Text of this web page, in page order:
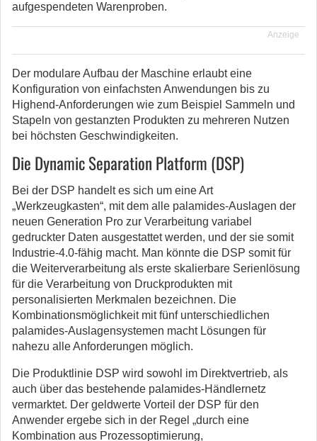
aufgespendeten Warenproben.
Anzeige
Der modulare Aufbau der Maschine erlaubt eine
Konfiguration von einfachsten Anwendungen bis zu
Highend-Anforderungen wie zum Beispiel Sammeln und
Stapeln von gestanzten Produkten zu mehreren Nutzen
bei höchsten Geschwindigkeiten.
Die Dynamic Separation Platform (DSP)
Bei der DSP handelt es sich um eine Art
„Werkzeugkasten“, mit dem alle palamides-Auslagen der
neuen Generation Pro zur Verarbeitung variabel
gedruckter Daten ausgestattet werden, und der sie somit
Industrie-4.0-fähig macht. Man könnte die DSP somit für
die Weiterverarbeitung als erste skalierbare Serienlösung
für die Verarbeitung von Druckprodukten mit
personalisierten Merkmalen bezeichnen. Die
Kombinationsmöglichkeit mit fünf unterschiedlichen
palamides-Auslagensystemen macht Lösungen für
nahezu alle Anforderungen möglich.
Die Produktlinie DSP wird sowohl im Direktvertrieb, als
auch über das bestehende palamides-Händlernetz
vermarktet. Der geldwerte Vorteil der DSP für den
Anwender ergebe sich in der Regel „durch eine
Kombination aus Prozessoptimierung,